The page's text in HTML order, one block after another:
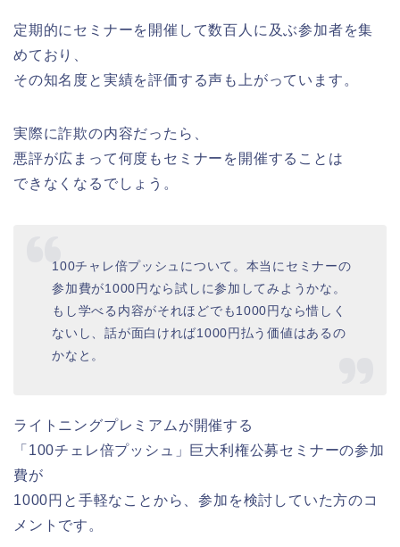
定期的にセミナーを開催して数百人に及ぶ参加者を集
めており、
その知名度と実績を評価する声も上がっています。
実際に詐欺の内容だったら、
悪評が広まって何度もセミナーを開催することは
できなくなるでしょう。
100チャレ倍プッシュについて。本当にセミナーの
参加費が1000円なら試しに参加してみようかな。
もし学べる内容がそれほどでも1000円なら惜しく
ないし、話が面白ければ1000円払う価値はあるの
かなと。
ライトニングプレミアムが開催する
「100チェレ倍プッシュ」巨大利権公募セミナーの参加
費が
1000円と手軽なことから、参加を検討していた方のコ
メントです。